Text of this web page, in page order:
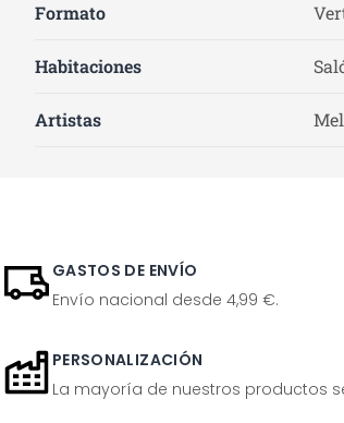
Formato
Habitaciones
Artistas
GASTOS DE ENVÍO
Envío nacional desde 4,99 €.
PERSONALIZACIÓN
La mayoría de nuestros productos